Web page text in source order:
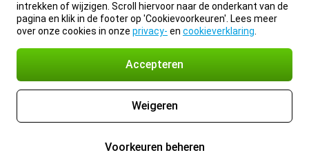
intrekken of wijzigen. Scroll hiervoor naar de onderkant van de
pagina en klik in de footer op 'Cookievoorkeuren'. Lees meer
over onze cookies in onze privacy- en cookieverklaring
Accepteren
Weigeren
Voorkeuren beheren